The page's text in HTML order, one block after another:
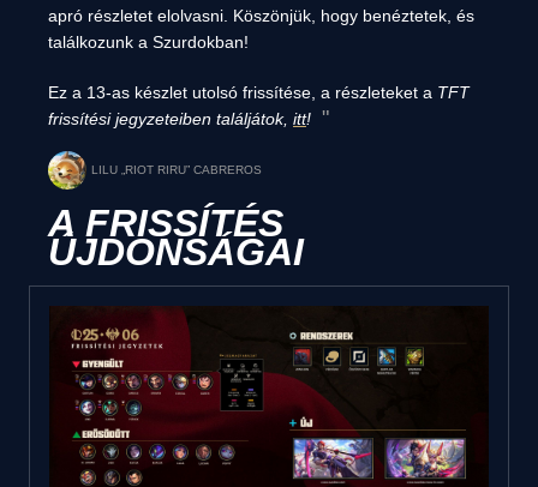
apró részletet elolvasni. Köszönjük, hogy benéztetek, és
találkozunk a Szurdokban!
Ez a 13-as készlet utolsó frissítése, a részleteket a TFT
frissítési jegyzeteiben találjátok, itt!
LILU „RIOT RIRU” CABREROS
A FRISSÍTÉS
ÚJDONSÁGAI